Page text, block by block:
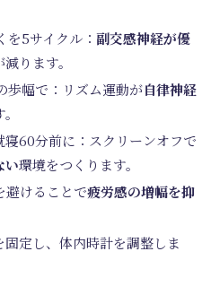
を5サイクル： 副交感神経が優
ります。
歩幅で：リズム運動が自律神経
寝60分前に：スクリーンオフで
い環境をつくります。
避けることで疲労感の増幅を抑
固定し、体内時計を調整しま